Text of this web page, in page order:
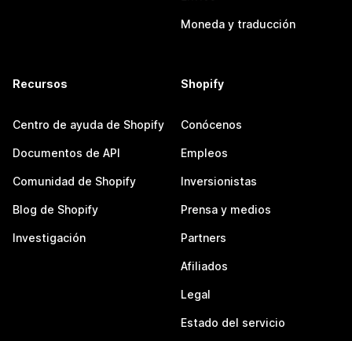
Moneda y traducción
Recursos
Centro de ayuda de Shopify
Documentos de API
Comunidad de Shopify
Blog de Shopify
Investigación
Shopify
Conócenos
Empleos
Inversionistas
Prensa y medios
Partners
Afiliados
Legal
Estado del servicio